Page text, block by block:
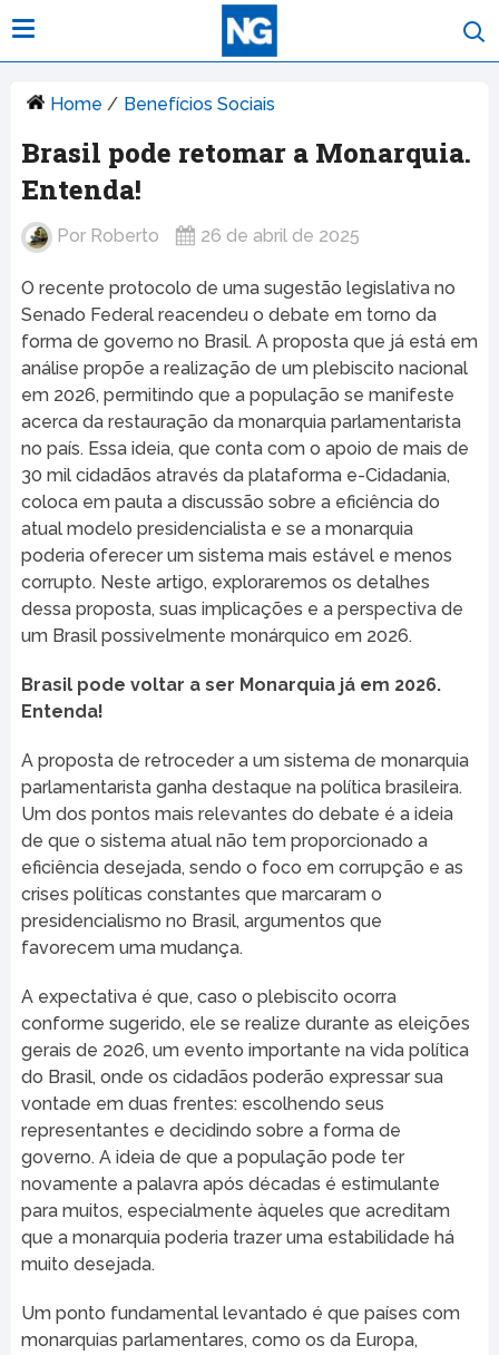
Home / Benefícios Sociais
Brasil pode retomar a Monarquia.
Entenda!
Por Roberto 26 de abril de 2025
O recente protocolo de uma sugestão legislativa no
Senado Federal reacendeu o debate em torno da
forma de governo no Brasil. A proposta que já está em
análise propõe a realização de um plebiscito nacional
em 2026, permitindo que a população se manifeste
acerca da restauração da monarquia parlamentarista
no país. Essa ideia, que conta com o apoio de mais de
30 mil cidadãos através da plataforma e-Cidadania,
coloca em pauta a discussão sobre a eficiência do
atual modelo presidencialista e se a monarquia
poderia oferecer um sistema mais estável e menos
corrupto. Neste artigo, exploraremos os detalhes
dessa proposta, suas implicações e a perspectiva de
um Brasil possivelmente monárquico em 2026.
Brasil pode voltar a ser Monarquia já em 2026.
Entenda!
A proposta de retroceder a um sistema de monarquia
parlamentarista ganha destaque na política brasileira.
Um dos pontos mais relevantes do debate é a ideia
de que o sistema atual não tem proporcionado a
eficiência desejada, sendo o foco em corrupção e as
crises políticas constantes que marcaram o
presidencialismo no Brasil, argumentos que
favorecem uma mudança.
A expectativa é que, caso o plebiscito ocorra
conforme sugerido, ele se realize durante as eleições
gerais de 2026, um evento importante na vida política
do Brasil, onde os cidadãos poderão expressar sua
vontade em duas frentes: escolhendo seus
representantes e decidindo sobre a forma de
governo. A ideia de que a população pode ter
novamente a palavra após décadas é estimulante
para muitos, especialmente àqueles que acreditam
que a monarquia poderia trazer uma estabilidade há
muito desejada.
Um ponto fundamental levantado é que países com
monarquias parlamentares, como os da Europa,